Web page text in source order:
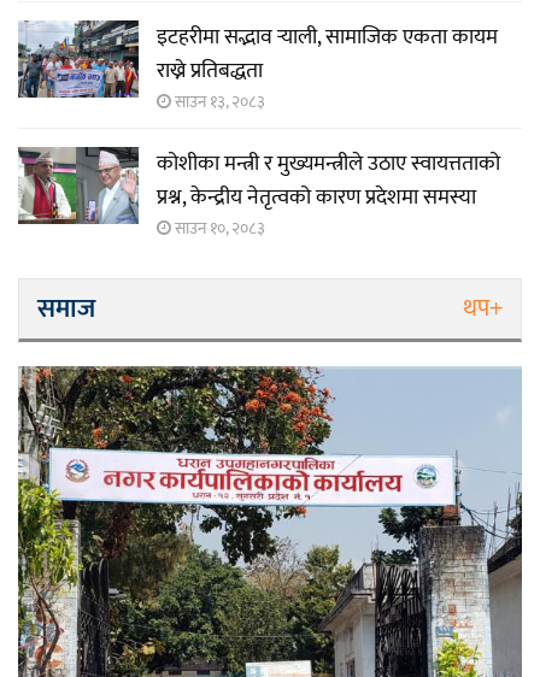
इटहरीमा सद्भाव र्‍याली, सामाजिक एकता कायम
राख्ने प्रतिबद्धता
साउन १३, २०८३
कोशीका मन्त्री र मुख्यमन्त्रीले उठाए स्वायत्तताको
प्रश्न, केन्द्रीय नेतृत्वको कारण प्रदेशमा समस्या
साउन १०, २०८३
समाज थप+